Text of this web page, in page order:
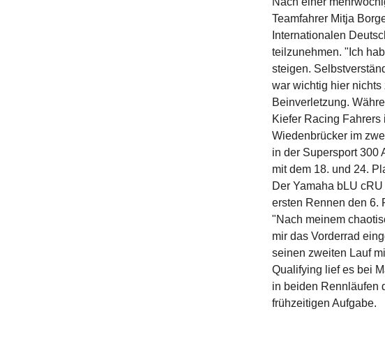
Teamfahrer Mitja
Internationalen
teilzunehmen. "Ich
steigen.
war wichtig hier
Beinverletzung.
Kiefer Racing
Wiedenbrücker im
in der Supersport 300
mit dem 18. und 24.
Der Yamaha bLU
ersten Rennen den 6.
"Nach meinem
mir das Vorderrad
seinen zweiten Lauf
Qualifying lief es bei
in beiden Rennläufen
frühzeitigen Aufgabe.